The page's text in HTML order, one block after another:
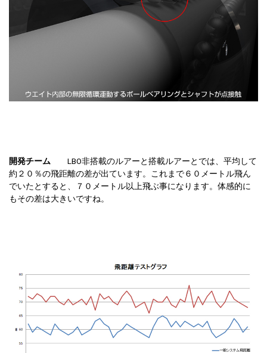
開発チーム LBO非搭載のルアーと搭載ルアーとでは、平均して
約２０％の飛距離の差が出ています。これまで６０メートル飛ん
でいたとすると、７０メートル以上飛ぶ事になります。体感的に
もその差は大きいですね。